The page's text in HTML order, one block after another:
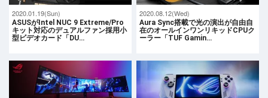
2020.01.19(Sun)
ASUSがIntel NUC 9 Extreme/Pro
キット対応のデュアルファン採用小
型ビデオカード「DU…
2020.08.12(Wed)
Aura Sync搭載で光の演出が自由自
在のオールインワンリキッドCPUク
ーラー「TUF Gamin…